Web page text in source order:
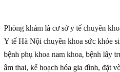
Phòng khám là cơ sở y tế chuyên
Y tế Hà Nội chuyên khoa sức khỏe
bệnh phụ khoa nam khoa, bệnh lây
âm thai, kế hoạch hóa gia đình, đặt